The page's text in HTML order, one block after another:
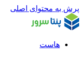
پرش به محتوای اصلی
هاست